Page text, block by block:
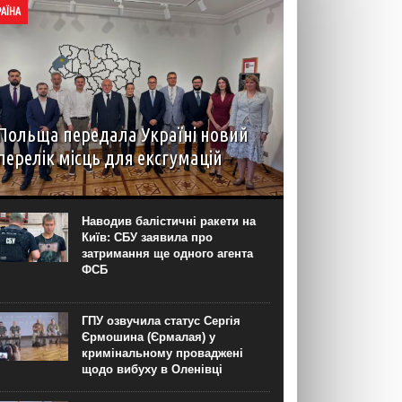
передала Україні новий
місць для ексгумацій
Львові 5 серпня пройшло засідання
польської робочої групи у справах
поховань, у межах якого Польща
перелік місць для проведення
робіт на території України. Про це...
Наводив балістичні ракети на
Київ: СБУ заявила про
затримання ще одного агента
ФСБ
ГПУ озвучила статус Сергія
Єрмошина (Єрмалая) у
кримінальному проваджені
щодо вибуху в Оленівці